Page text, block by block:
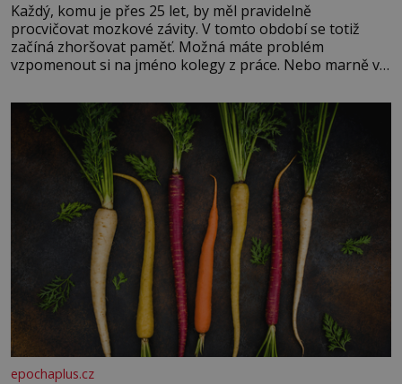
Každý, komu je přes 25 let, by měl pravidelně
procvičovat mozkové závity. V tomto období se totiž
začíná zhoršovat paměť. Možná máte problém
vzpomenout si na jméno kolegy z práce. Nebo marně v
Je to opravdu tak, s věkem jako kdyby se paměť
rozhodla stávkovat. Cvičte
epochaplus.cz